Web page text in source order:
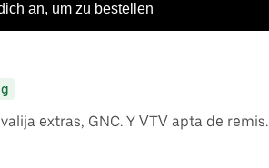
an, um zu bestellen
extras, GNC. Y VTV apta de remis.